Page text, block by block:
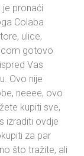
pronaći
Colaba
ulice,
gotovo
Vas
Ovo nije
neeee, ovo
kupiti sve,
izraditi ovdje
za par
što tražite, ali